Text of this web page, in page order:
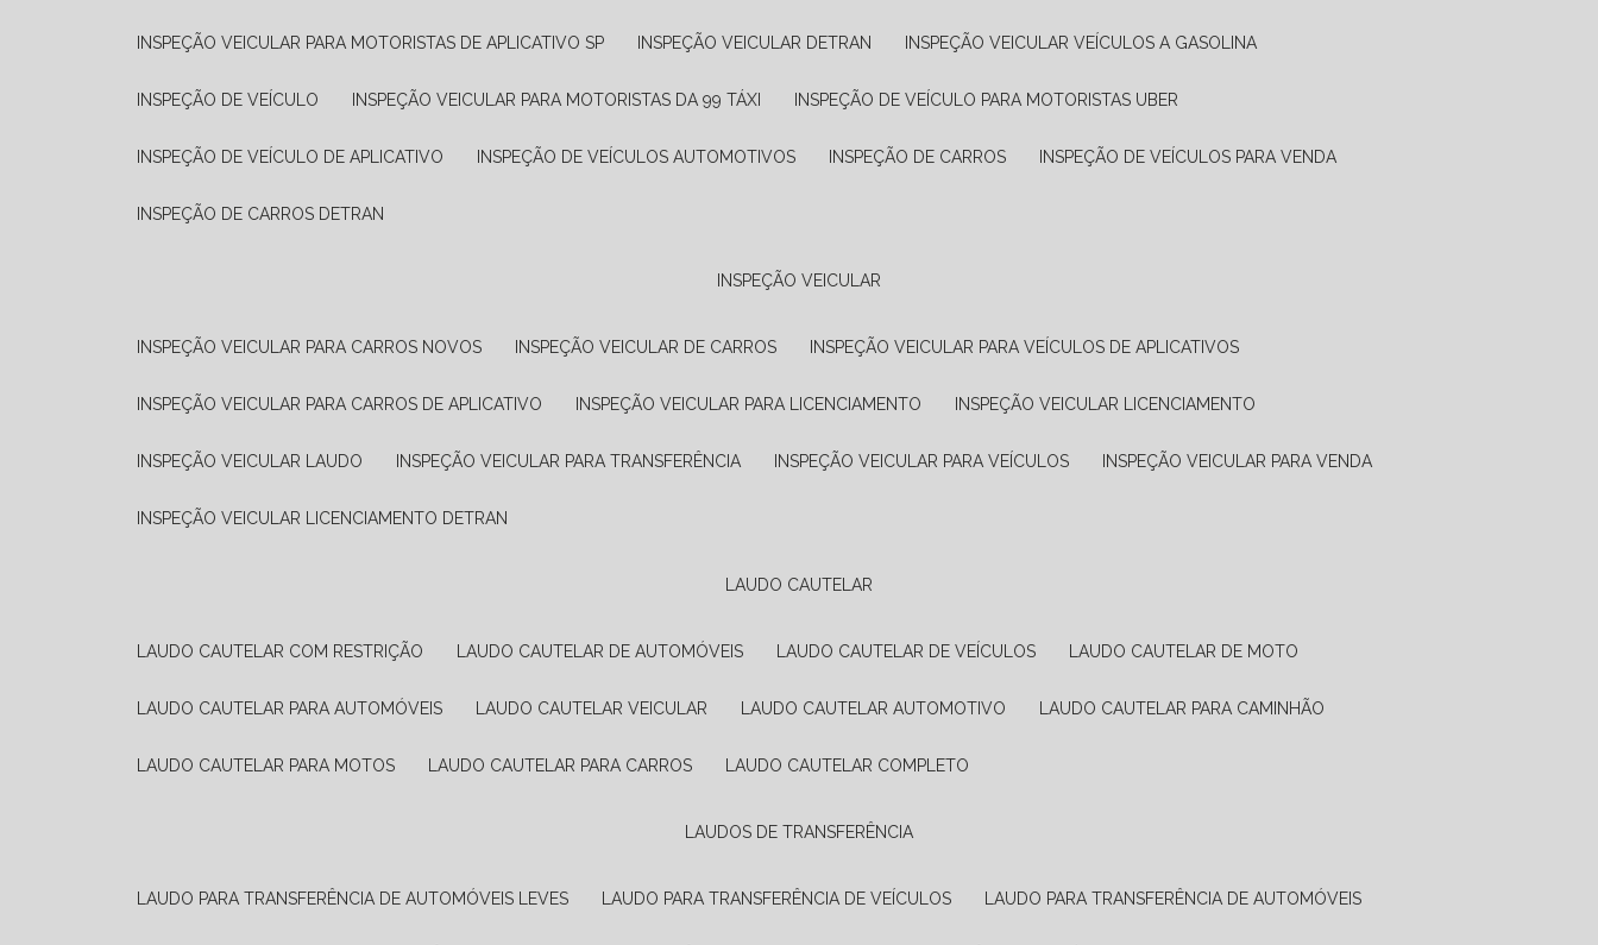
INSPEÇÃO VEICULAR PARA MOTORISTAS DE APLICATIVO SP INSPEÇÃO VEICULAR DETRAN INSPEÇÃO VEICULAR VEÍCULOS A GASOLINA
INSPEÇÃO DE VEÍCULO INSPEÇÃO VEICULAR PARA MOTORISTAS DA 99 TÁXI INSPEÇÃO DE VEÍCULO PARA MOTORISTAS UBER
INSPEÇÃO DE VEÍCULO DE APLICATIVO INSPEÇÃO DE VEÍCULOS AUTOMOTIVOS INSPEÇÃO DE CARROS INSPEÇÃO DE VEÍCULOS PARA VENDA
INSPEÇÃO DE CARROS DETRAN
INSPEÇÃO VEICULAR
INSPEÇÃO VEICULAR PARA CARROS NOVOS INSPEÇÃO VEICULAR DE CARROS INSPEÇÃO VEICULAR PARA VEÍCULOS DE APLICATIVOS
INSPEÇÃO VEICULAR PARA CARROS DE APLICATIVO INSPEÇÃO VEICULAR PARA LICENCIAMENTO INSPEÇÃO VEICULAR LICENCIAMENTO
INSPEÇÃO VEICULAR LAUDO INSPEÇÃO VEICULAR PARA TRANSFERÊNCIA INSPEÇÃO VEICULAR PARA VEÍCULOS INSPEÇÃO VEICULAR PARA VENDA
INSPEÇÃO VEICULAR LICENCIAMENTO DETRAN
LAUDO CAUTELAR
LAUDO CAUTELAR COM RESTRIÇÃO LAUDO CAUTELAR DE AUTOMÓVEIS LAUDO CAUTELAR DE VEÍCULOS LAUDO CAUTELAR DE MOTO
LAUDO CAUTELAR PARA AUTOMÓVEIS LAUDO CAUTELAR VEICULAR LAUDO CAUTELAR AUTOMOTIVO LAUDO CAUTELAR PARA CAMINHÃO
LAUDO CAUTELAR PARA MOTOS LAUDO CAUTELAR PARA CARROS LAUDO CAUTELAR COMPLETO
LAUDOS DE TRANSFERÊNCIA
LAUDO PARA TRANSFERÊNCIA DE AUTOMÓVEIS LEVES LAUDO PARA TRANSFERÊNCIA DE VEÍCULOS LAUDO PARA TRANSFERÊNCIA DE AUTOMÓVEIS